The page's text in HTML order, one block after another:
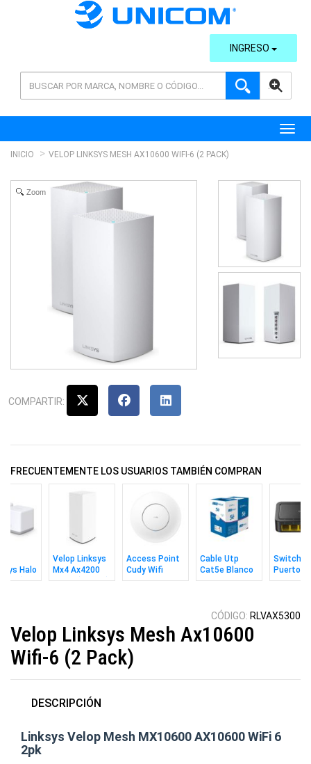
AVANZADA
INGRESO
INICIO VELOP LINKSYS MESH AX10600 WIFI-6 (2 PACK)
Zoom
COMPARTIR:
FRECUENTEMENTE LOS USUARIOS TAMBIÉN COMPRAN
Halo
Pack)
Velop Linksys
Mx4 Ax4200
Wifi 6 (1 Pack)
Access Point
Cudy Wifi
Ac1200 Con
Cable Utp
Cat5e Blanco
305m MPT
Switch
Puertos
10/
CÓDIGO: RLVAX5300
Velop Linksys Mesh Ax10600
Wifi-6 (2 Pack)
DESCRIPCIÓN
Linksys Velop Mesh MX10600 AX10600 WiFi 6
2pk